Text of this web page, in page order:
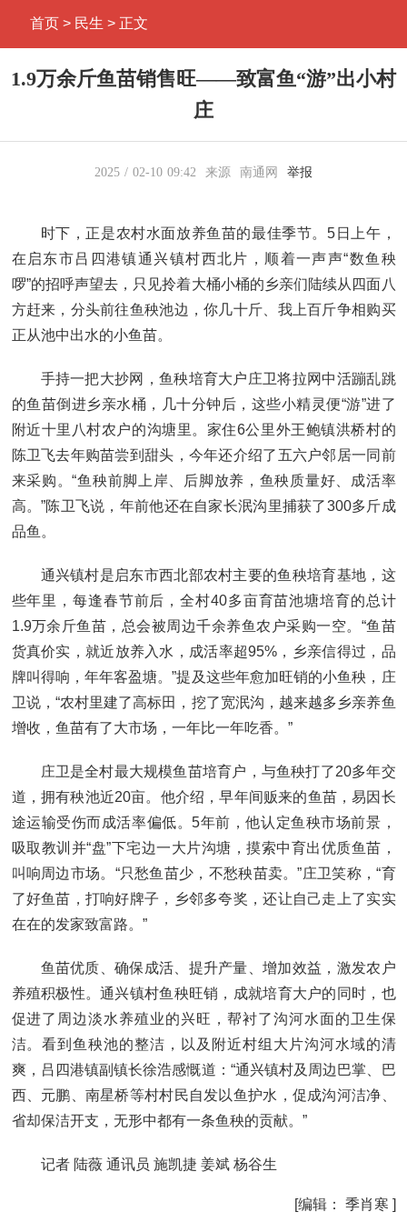
首页 > 民生 > 正文
1.9万余斤鱼苗销售旺——致富鱼“游”出小村
庄
2025 02-10 09:42 来源 南通网 举报
时下，正是农村水面放养鱼苗的最佳季节。5日上午，
在启东市吕四港镇通兴镇村西北片，顺着一声声“数鱼秧
啰”的招呼声望去，只见拎着大桶小桶的乡亲们陆续从四面八
方赶来，分头前往鱼秧池边，你几十斤、我上百斤争相购买
正从池中出水的小鱼苗。
手持一把大抄网，鱼秧培育大户庄卫将拉网中活蹦乱跳
的鱼苗倒进乡亲水桶，几十分钟后，这些小精灵便“游”进了
附近十里八村农户的沟塘里。家住6公里外王鲍镇洪桥村的
陈卫飞去年购苗尝到甜头，今年还介绍了五六户邻居一同前
来采购。“鱼秧前脚上岸、后脚放养，鱼秧质量好、成活率
高。”陈卫飞说，年前他还在自家长泯沟里捕获了300多斤成
品鱼。
通兴镇村是启东市西北部农村主要的鱼秧培育基地，这
些年里，每逢春节前后，全村40多亩育苗池塘培育的总计
1.9万余斤鱼苗，总会被周边千余养鱼农户采购一空。“鱼苗
货真价实，就近放养入水，成活率超95%，乡亲信得过，品
牌叫得响，年年客盈塘。”提及这些年愈加旺销的小鱼秧，庄
卫说，“农村里建了高标田，挖了宽泯沟，越来越多乡亲养鱼
增收，鱼苗有了大市场，一年比一年吃香。”
庄卫是全村最大规模鱼苗培育户，与鱼秧打了20多年交
道，拥有秧池近20亩。他介绍，早年间贩来的鱼苗，易因长
途运输受伤而成活率偏低。5年前，他认定鱼秧市场前景，
吸取教训并“盘”下宅边一大片沟塘，摸索中育出优质鱼苗，
叫响周边市场。“只愁鱼苗少，不愁秧苗卖。”庄卫笑称，“育
了好鱼苗，打响好牌子，乡邻多夸奖，还让自己走上了实实
在在的发家致富路。”
鱼苗优质、确保成活、提升产量、增加效益，激发农户
养殖积极性。通兴镇村鱼秧旺销，成就培育大户的同时，也
促进了周边淡水养殖业的兴旺，帮衬了沟河水面的卫生保
洁。看到鱼秧池的整洁，以及附近村组大片沟河水域的清
爽，吕四港镇副镇长徐浩感慨道：“通兴镇村及周边巴掌、巴
西、元鹏、南星桥等村村民自发以鱼护水，促成沟河洁净、
省却保洁开支，无形中都有一条鱼秧的贡献。”
记者 陆薇 通讯员 施凯捷 姜斌 杨谷生
[编辑： 季肖寒 ]